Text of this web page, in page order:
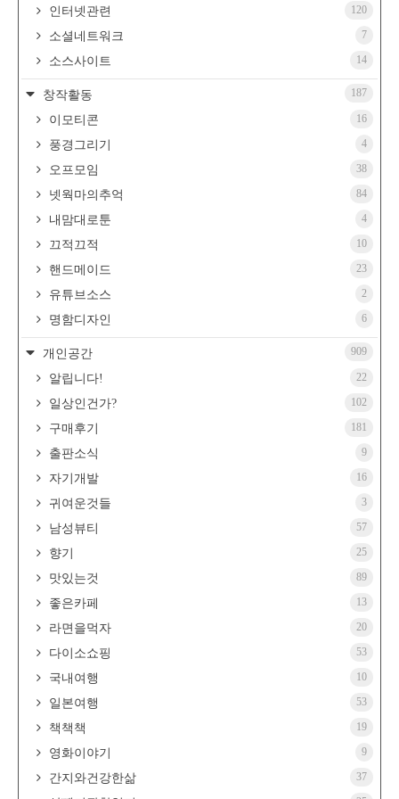
인터넷관련 120
소셜네트워크 7
소스사이트 14
창작활동 187
이모티콘 16
풍경그리기 4
오프모임 38
넷웍마의추억 84
내맘대로툰 4
끄적끄적 10
핸드메이드 23
유튜브소스 2
명함디자인 6
개인공간 909
알립니다! 22
일상인건가? 102
구매후기 181
출판소식 9
자기개발 16
귀여운것들 3
남성뷰티 57
향기 25
맛있는것 89
좋은카페 13
라면을먹자 20
다이소쇼핑 53
국내여행 10
일본여행 53
책책책 19
영화이야기 9
간지와건강한삶 37